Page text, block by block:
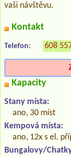
vaši návštěvu.
Kontakt
Telefon: 608
Kapacity
Stany místa:
ano, 30 míst
Kempová místa:
ano, 12x s el.
Bungalovy/